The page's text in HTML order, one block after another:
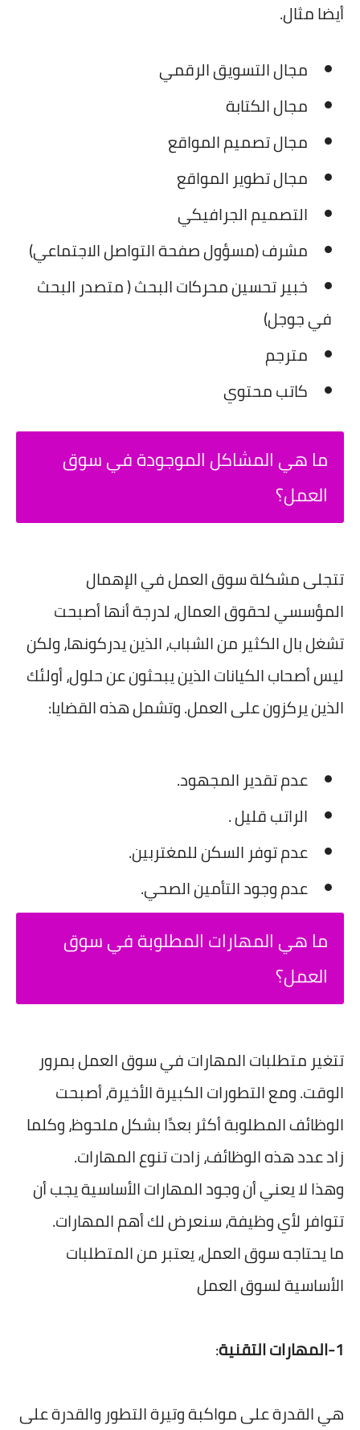
أيضا مثال.
مجال التسويق الرقمي
مجال الكتابة
مجال تصميم المواقع
مجال تطوير المواقع
التصميم الجرافيكي
مشرف (مسؤول صفحة التواصل الاجتماعي)
خبير تحسين محركات البحث ( متصدر البحث
في جوجل)
مترجم
كاتب محتوي
ما هي المشاكل الموجودة في سوق
العمل؟
تتجلى مشكلة سوق العمل في الإهمال
المؤسسي لحقوق العمال، لدرجة أنها أصبحت
تشغل بال الكثير من الشباب، الذين يدركونها، ولكن
ليس أصحاب الكيانات الذين يبحثون عن حلول، أولئك
الذين يركزون على العمل. وتشمل هذه القضايا:
عدم تقدير المجهود.
الراتب قليل .
عدم توفر السكن للمغتربين.
عدم وجود التأمين الصحي.
ما هي المهارات المطلوبة في سوق
العمل؟
تتغير متطلبات المهارات في سوق العمل بمرور
الوقت. ومع التطورات الكبيرة الأخيرة، أصبحت
الوظائف المطلوبة أكثر بعدًا بشكل ملحوظ، وكلما
زاد عدد هذه الوظائف، زادت تنوع المهارات.
وهذا لا يعني أن وجود المهارات الأساسية يجب أن
تتوافر لأي وظيفة، سنعرض لك أهم المهارات.
ما يحتاجه سوق العمل، يعتبر من المتطلبات
الأساسية لسوق العمل
1-المهارات التقنية :
هي القدرة على مواكبة وتيرة التطور والقدرة على